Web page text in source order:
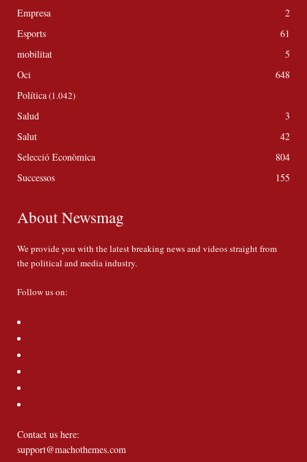
Empresa
2
Esports
61
mobilitat
5
Oci
648
Política(1.042)
Salud
3
Salut
42
Selecció Econòmica
804
Successos
155
About Newsmag
We provide you with the latest breaking news and videos straight from
the political and media industry.
Follow us on:
Contact us here:
support@machothemes.com